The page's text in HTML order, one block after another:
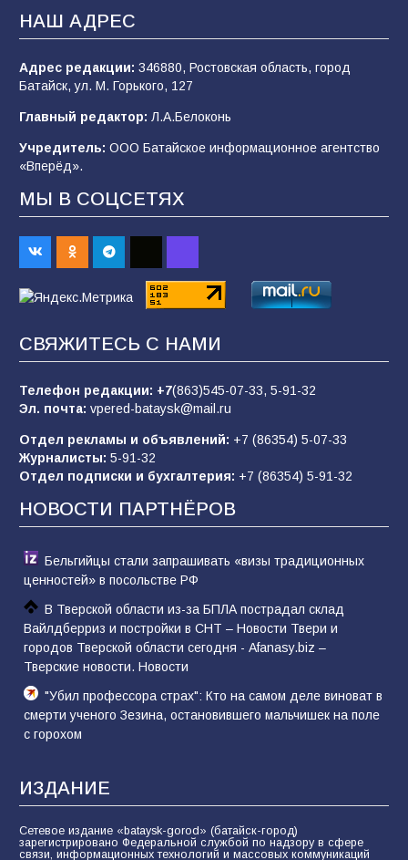
«Мобилизация или набор?» Что на самом
деле происходит в армии России в августе
Батайские школьники стали частью
образовательного кластера
87 05.08.2026
пропагандистский вброс
«Слухами Москву не возьмёшь»: почему
заявления Киева о мобилизации — это
отчаяние, а не разведка
79 02.08.2026
НАШ АДРЕС
Адрес редакции: 346880, Ростовская область, город
Батайск, ул. М. Горького, 127
Главный редактор: Л.А.Белоконь
Учредитель: ООО Батайское информационное агентство
«Вперёд».
МЫ В СОЦСЕТЯХ
СВЯЖИТЕСЬ С НАМИ
Телефон редакции: +7(863)545-07-33, 5-91-32
Эл. почта: vpered-bataysk@mail.ru
Отдел рекламы и объявлений: +7 (86354) 5-07-33
Журналисты: 5-91-32
Отдел подписки и бухгалтерия: +7 (86354) 5-91-32
НОВОСТИ ПАРТНЁРОВ
Бельгийцы стали запрашивать «визы традиционных
ценностей» в посольстве РФ
В Тверской области из-за БПЛА пострадал склад
Вайлдберриз и постройки в СНТ – Новости Твери и
городов Тверской области сегодня - Afanasy.biz –
Тверские новости. Новости
"Убил профессора страх": Кто на самом деле виноват в
смерти ученого Зезина, остановившего мальчишек на поле
с горохом
ИЗДАНИЕ
Сетевое издание «bataysk-gorod» (батайск-город)
зарегистрировано Федеральной службой по надзору в сфере
связи, информационных технологий и массовых коммуникаций